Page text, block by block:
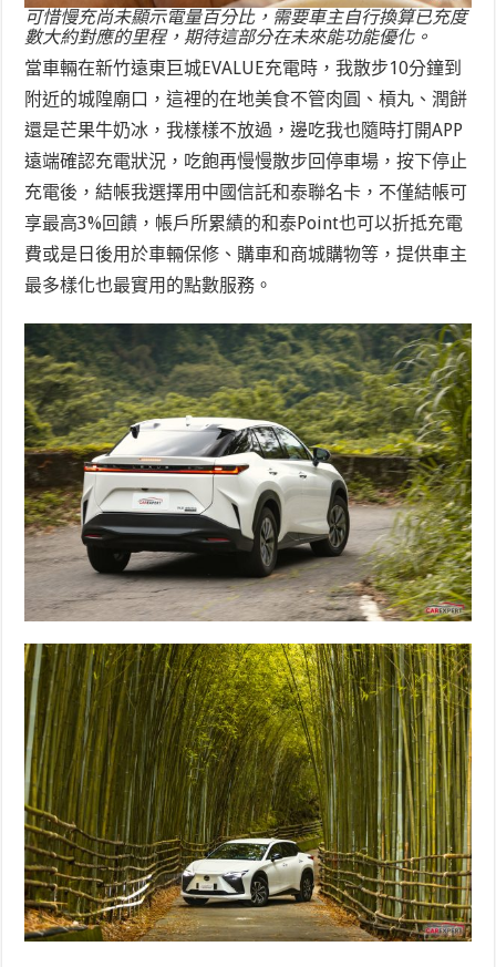
可惜慢充尚未顯示電量百分比，需要車主自行換算已充度
數大約對應的里程，期待這部分在未來能功能優化。
當車輛在新竹遠東巨城EVALUE充電時，我散步10分鐘到
附近的城隍廟口，這裡的在地美食不管肉圓、槓丸、潤餅
還是芒果牛奶冰，我樣樣不放過，邊吃我也隨時打開APP
遠端確認充電狀況，吃飽再慢慢散步回停車場，按下停止
充電後，結帳我選擇用中國信託和泰聯名卡，不僅結帳可
享最高3%回饋，帳戶所累績的和泰Point也可以折抵充電
費或是日後用於車輛保修、購車和商城購物等，提供車主
最多樣化也最實用的點數服務。